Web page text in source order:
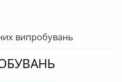
випробувань